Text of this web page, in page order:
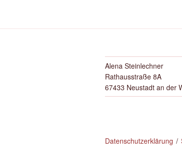
Alena Steinlechner
Rathausstraße 8A
67433 Neustadt an der
Datenschutzerklärung